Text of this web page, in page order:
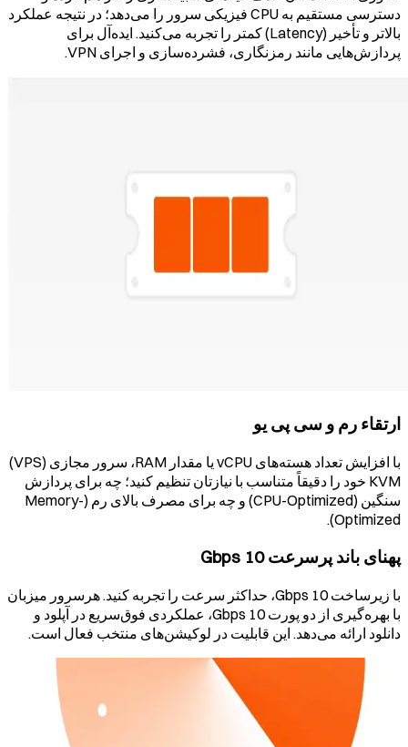
دسترسی مستقیم به CPU فیزیکی سرور را می‌دهد؛ در نتیجه عملکرد
بالاتر و تأخیر (Latency) کمتر را تجربه می‌کنید. ایده‌آل برای
پردازش‌هایی مانند رمزنگاری، فشرده‌سازی و اجرای VPN.
ارتقاء رم و سی پی یو
با افزایش تعداد هسته‌های vCPU یا مقدار RAM، سرور مجازی (VPS)
KVM خود را دقیقاً متناسب با نیازتان تنظیم کنید؛ چه برای پردازش
سنگین (CPU-Optimized) و چه برای مصرف بالای رم (Memory-
Optimized).
پهنای باند پرسرعت 10 Gbps
با زیرساخت 10 Gbps، حداکثر سرعت را تجربه کنید. هرسرور میزبان
با بهره‌گیری از دو پورت 10 Gbps، عملکردی فوق‌سریع در آپلود و
دانلود ارائه می‌دهد. این قابلیت در لوکیشن‌های منتخب فعال است.